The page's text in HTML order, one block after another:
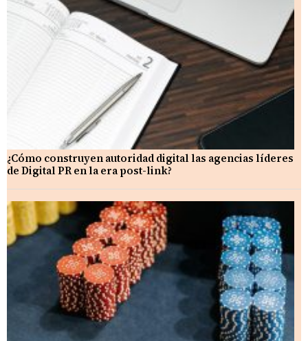
¿Cómo construyen autoridad digital las agencias líderes
de Digital PR en la era post-link?